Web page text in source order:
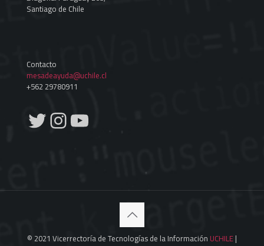
Santiago de Chile
Contacto
mesadeayuda@uchile.cl
+562 29780911
Twitter
Instagram
YouTube
© 2021 Vicerrectoría de Tecnologías de la Información UCHILE|